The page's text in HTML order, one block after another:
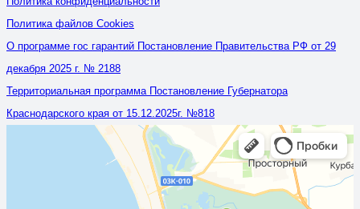
Политика файлов Cookies
О программе гос гарантий Постановление Правительства РФ от 29
декабря 2025 г. № 2188
Территориальная программа Постановление Губернатора
Краснодарского края от 15.12.2025г. №818